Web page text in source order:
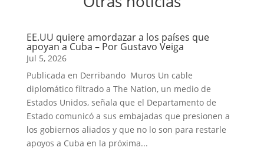
EE.UU quiere amordazar a los países que
apoyan a Cuba – Por Gustavo Veiga
Jul 5, 2026
Publicada en Derribando Muros Un cable
diplomático filtrado a The Nation, un medio de
Estados Unidos, señala que el Departamento de
Estado comunicó a sus embajadas que presionen a
los gobiernos aliados y que no lo son para restarle
apoyos a Cuba en la próxima...